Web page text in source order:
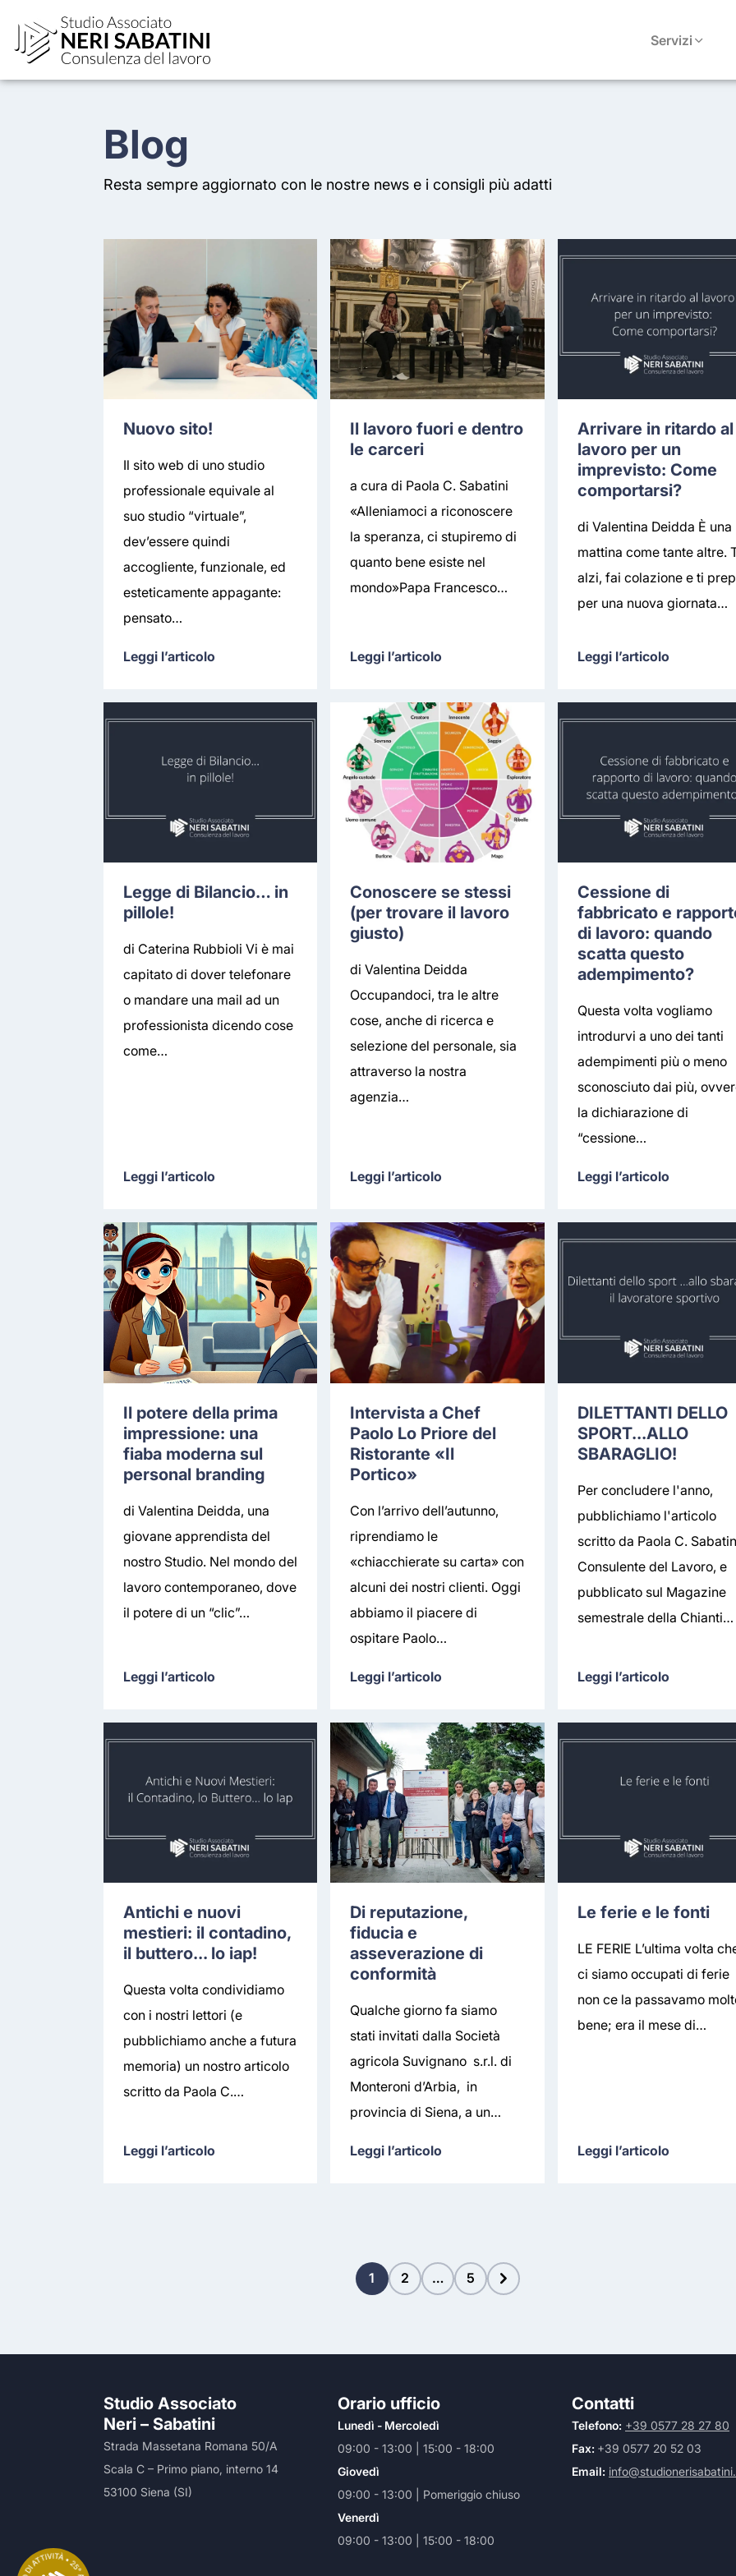
Servizi
Blog
Resta sempre aggiornato con le nostre news e i consigli più adatti
Nuovo sito!
Il sito web di uno studio
professionale equivale al
suo studio “virtuale”,
dev’essere quindi
accogliente, funzionale, ed
esteticamente appagante:
pensato…
Leggi l’articolo
Il lavoro fuori e dentro
le carceri
a cura di Paola C. Sabatini
«Alleniamoci a riconoscere
la speranza, ci stupiremo di
quanto bene esiste nel
mondo»Papa Francesco…
Leggi l’articolo
Arrivare in ritardo al
lavoro per un
imprevisto: Come
comportarsi?
di Valentina Deidda È una
mattina come tante altre.
alzi, fai colazione e ti
per una nuova giornata…
Leggi l’articolo
Legge di Bilancio… in
pillole!
di Caterina Rubbioli Vi è mai
capitato di dover telefonare
o mandare una mail ad un
professionista dicendo cose
come…
Leggi l’articolo
Conoscere se stessi
(per trovare il lavoro
giusto)
di Valentina Deidda
Occupandoci, tra le altre
cose, anche di ricerca e
selezione del personale, sia
attraverso la nostra
agenzia…
Leggi l’articolo
Cessione di
fabbricato e
di lavoro: quando
scatta questo
adempimento?
Questa volta vogliamo
introdurvi a uno dei tanti
adempimenti più o meno
sconosciuto dai più,
la dichiarazione di
“cessione…
Leggi l’articolo
Il potere della prima
impressione: una
fiaba moderna sul
personal branding
di Valentina Deidda, una
giovane apprendista del
nostro Studio. Nel mondo del
lavoro contemporaneo, dove
il potere di un “clic”…
Leggi l’articolo
Intervista a Chef
Paolo Lo Priore del
Ristorante «Il
Portico»
Con l’arrivo dell’autunno,
riprendiamo le
«chiacchierate su carta» con
alcuni dei nostri clienti. Oggi
abbiamo il piacere di
ospitare Paolo…
Leggi l’articolo
DILETTANTI DELLO
SPORT...ALLO
SBARAGLIO!
Per concludere l'anno,
pubblichiamo l'articolo
scritto da Paola C.
Consulente del Lavoro, e
pubblicato sul Magazine
semestrale della Chianti…
Leggi l’articolo
Antichi e nuovi
mestieri: il contadino,
il buttero... lo iap!
Questa volta condividiamo
con i nostri lettori (e
pubblichiamo anche a futura
memoria) un nostro articolo
scritto da Paola C.…
Leggi l’articolo
Di reputazione,
fiducia e
asseverazione di
conformità
Qualche giorno fa siamo
stati invitati dalla Società
agricola Suvignano s.r.l. di
Monteroni d’Arbia, in
provincia di Siena, a un…
Leggi l’articolo
Le ferie e le fonti
LE FERIE L’ultima volta
ci siamo occupati di ferie
non ce la passavamo
bene; era il mese di…
Leggi l’articolo
1 2 … 5
Studio Associato
Neri – Sabatini
Strada Massetana Romana 50/A
Scala C – Primo piano, interno 14
53100 Siena (SI)
Orario ufficio
Lunedì - Mercoledì
09:00 - 13:00 | 15:00 - 18:00
Giovedì
09:00 - 13:00 | Pomeriggio chiuso
Venerdì
09:00 - 13:00 | 15:00 - 18:00
Contatti
Telefono: +39 0577 28 27 80
Fax: +39 0577 20 52 03
Email: